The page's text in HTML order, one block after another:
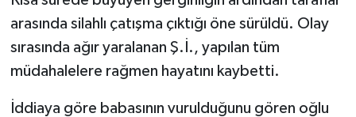
arasında silahlı çatışma çıktığı öne sürüldü. Olay
sırasında ağır yaralanan Ş.İ., yapılan tüm
müdahalelere rağmen hayatını kaybetti.
İddiaya göre babasının vurulduğunu gören oğlu